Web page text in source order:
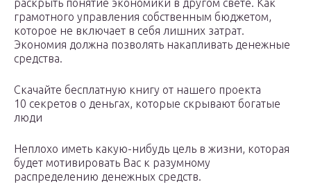
раскрыть понятие экономики в другом свете. Как
грамотного управления собственным бюджетом,
которое не включает в себя лишних затрат.
Экономия должна позволять накапливать денежные
средства.
Скачайте бесплатную книгу от нашего проекта
10 секретов о деньгах, которые скрывают богатые
люди
Неплохо иметь какую-нибудь цель в жизни, которая
будет мотивировать Вас к разумному
распределению денежных средств.